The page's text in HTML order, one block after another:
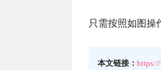
只需按照如图操
本文链接：